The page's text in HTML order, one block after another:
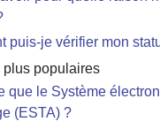
puis-je vérifier mon
populaires
que le Système
(ESTA) ?